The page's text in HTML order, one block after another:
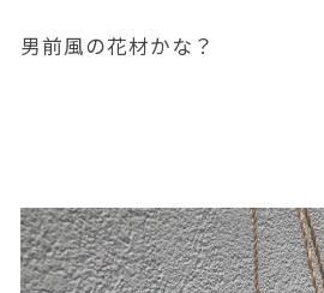
男前風の花材かな？